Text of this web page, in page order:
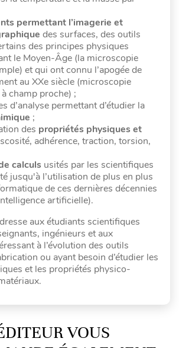
permettant l’imagerie et
des surfaces, des outils
des principes physiques
le Moyen-Âge (la microscopie
et qui ont connu l’apogée de
au XXe siècle (microscopie
champ proche) ;
d’analyse permettant d’étudier la
;
des propriétés physiques et
adhérence, traction, torsion,
calculs usités par les scientifiques
jusqu'à l’utilisation de plus en plus
de ces dernières décennies
artificielle).
aux étudiants scientifiques
ingénieurs et aux
à l’évolution des outils
ou ayant besoin d’étudier les
et les propriétés physico-
VOUS